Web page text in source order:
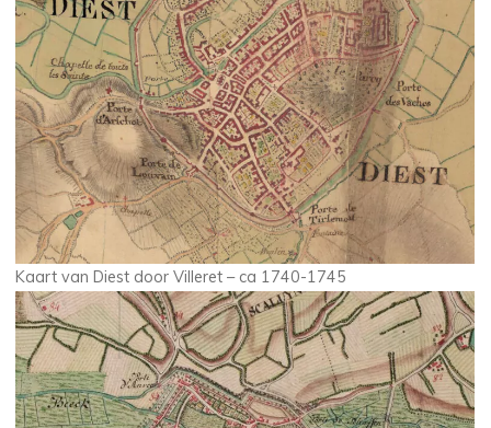
Kaart van Diest door Villeret – ca 1740-1745